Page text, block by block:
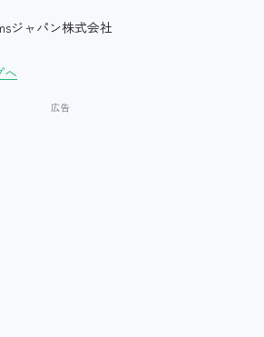
ジャパン株式会社
へ